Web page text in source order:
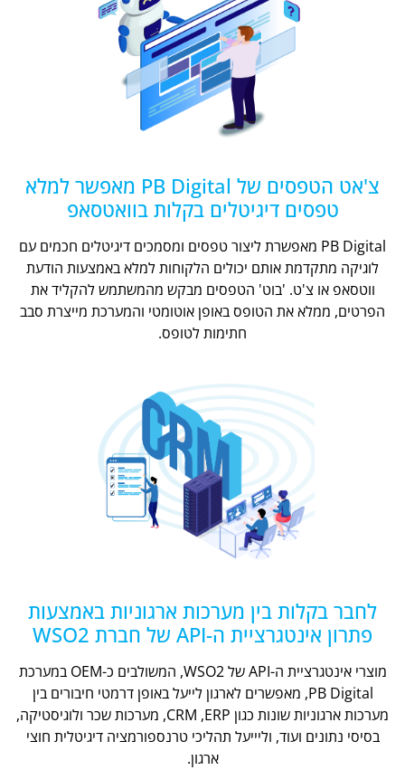
צ'אט הטפסים של PB Digital מאפשר למלא
טפסים דיגיטלים בקלות בוואטסאפ
PB Digital מאפשרת ליצור טפסים ומסמכים דיגיטלים חכמים עם
לוגיקה מתקדמת אותם יכולים הלקוחות למלא באמצעות הודעת
ווטסאפ או צ'ט. 'בוט' הטפסים מבקש מהמשתמש להקליד את
הפרטים, ממלא את הטופס באופן אוטומטי והמערכת מייצרת סבב
חתימות לטופס.
לחבר בקלות בין מערכות ארגוניות באמצעות
פתרון אינטגרציית ה-API של חברת WSO2
מוצרי אינטגרציית ה-API של WSO2, המשולבים כ-OEM במערכת
PB Digital, מאפשרים לארגון לייעל באופן דרמטי חיבורים בין
מערכות ארגוניות שונות כגון CRM ,ERP, מערכות שכר ולוגיסטיקה,
בסיסי נתונים ועוד, וליייעל תהליכי טרנספורמציה דיגיטלית חוצי
ארגון.